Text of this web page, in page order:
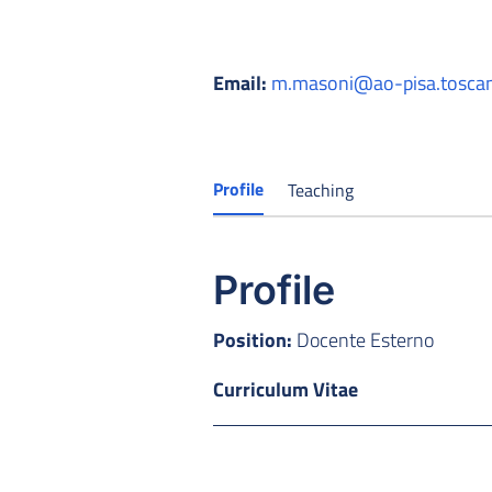
Email: m.masoni@ao-
Profile Teaching
Profile
Position: Docente Esterno
Curriculum Vitae